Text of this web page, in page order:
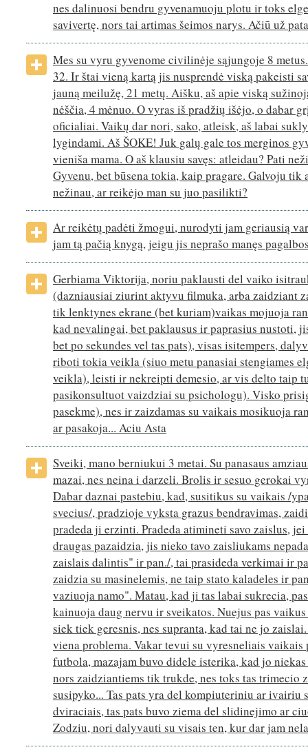
nes dalinuosi bendru gyvenamuoju plotu ir toks
savivertę, nors tai artimas šeimos narys. Ačiū už
Mes su vyru gyvenome civilinėje sąjungoje 8
32. Ir štai vieną kartą jis nusprendė viską pakeisti
jauną meilužę, 21 metų. Aišku, aš apie viską
nėščia, 4 mėnuo. O vyras iš pradžių išėjo, o dabar
oficialiai. Vaikų dar nori, sako, atleisk, aš labai
lygindami. Aš ŠOKE! Juk galų gale tos merginos
vieniša mama. O aš klausiu savęs: atleidau? Pati
Gyvenu, bet būsena tokia, kaip pragare. Galvoju tik
nežinau, ar reikėjo man su juo pasilikti?
Ar reikėtų padėti žmogui, nurodyti jam geriausią
jam tą pačią knygą, jeigu jis neprašo manęs
Gerbiama Viktorija, noriu paklausti del vaiko
(dazniausiai ziurint aktyvu filmuka, arba zaidziant
tik lenktynes ekrane (bet kuriam)vaikas mojuoja
kad nevalingai, bet paklausus ir paprasius nustoti,
bet po sekundes vel tas pats), visas isitempers,
riboti tokia veikla (siuo metu panasiai stengiames
veikla), leisti ir nekreipti demesio, ar vis delto taip
pasikonsultuot vaizdziai su psichologu). Visko
pasekme), nes ir zaizdamas su vaikais mosikuoja
ar pasakoja... Aciu Asta
Sveiki, mano berniukui 3 metai. Su panasaus
mazai, nes neina i darzeli. Brolis ir sesuo gerokai
Dabar daznai pastebiu, kad, susitikus su vaikais /
svecius/, pradzioje vyksta grazus bendravimas,
pradeda ji erzinti. Pradeda atimineti savo zaislus,
draugas pazaidzia, jis nieko tavo zaisliukams
zaislais dalintis" ir pan./, tai prasideda verkimai ir
zaidzia su masinelemis, ne taip stato kaladeles ir
vaziuoja namo". Matau, kad ji tas labai sukrecia,
kainuoja daug nervu ir sveikatos. Nuejus pas
siek tiek geresnis, nes supranta, kad tai ne jo
viena problema. Vakar tevui su vyresneliais vaikais
futbola, mazajam buvo didele isterika, kad jo
nors zaidziantiems tik trukde, nes toks tas trimecio
susipyko... Tas pats yra del kompiuteriniu ar ivairiu
dviraciais, tas pats buvo ziema del slidinejimo ar
Zodziu, nori dalyvauti su visais ten, kur dar jam